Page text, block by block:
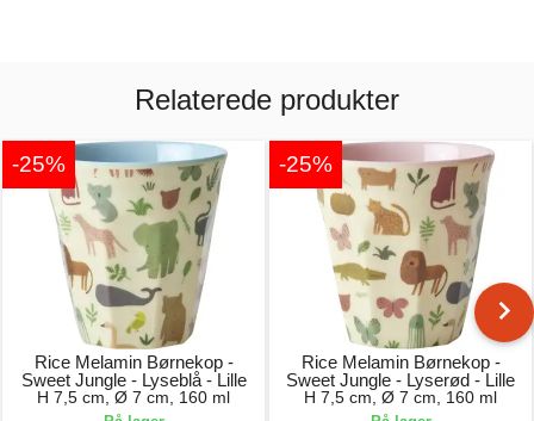
Relaterede produkter
-25%
Rice Melamin Børnekop -
Sweet Jungle - Lyseblå - Lille
H 7,5 cm, Ø 7 cm, 160 ml
-25%
Rice Melamin Børnekop -
Sweet Jungle - Lyserød - Lille
H 7,5 cm, Ø 7 cm, 160 ml